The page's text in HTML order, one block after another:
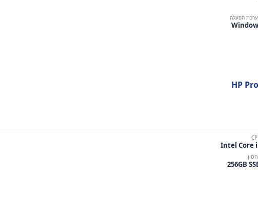
הפעלה
HP
Intel Core
256GB